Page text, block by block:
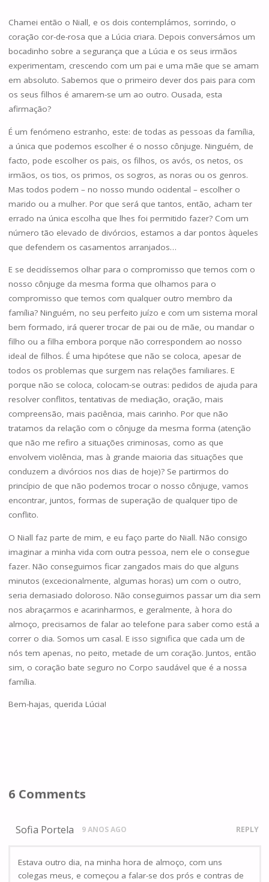
Chamei então o Niall, e os dois contemplámos, sorrindo, o
coração cor-de-rosa que a Lúcia criara. Depois conversámos um
bocadinho sobre a segurança que a Lúcia e os seus irmãos
experimentam, crescendo com um pai e uma mãe que se amam
em absoluto. Sabemos que o primeiro dever dos pais para com
os seus filhos é amarem-se um ao outro. Ousada, esta
afirmação?
É um fenómeno estranho, este: de todas as pessoas da família,
a única que podemos escolher é o nosso cônjuge. Ninguém, de
facto, pode escolher os pais, os filhos, os avós, os netos, os
irmãos, os tios, os primos, os sogros, as noras ou os genros.
Mas todos podem – no nosso mundo ocidental – escolher o
marido ou a mulher. Por que será que tantos, então, acham ter
errado na única escolha que lhes foi permitido fazer? Com um
número tão elevado de divórcios, estamos a dar pontos àqueles
que defendem os casamentos arranjados…
E se decidíssemos olhar para o compromisso que temos com o
nosso cônjuge da mesma forma que olhamos para o
compromisso que temos com qualquer outro membro da
família? Ninguém, no seu perfeito juízo e com um sistema moral
bem formado, irá querer trocar de pai ou de mãe, ou mandar o
filho ou a filha embora porque não correspondem ao nosso
ideal de filhos. É uma hipótese que não se coloca, apesar de
todos os problemas que surgem nas relações familiares. E
porque não se coloca, colocam-se outras: pedidos de ajuda para
resolver conflitos, tentativas de mediação, oração, mais
compreensão, mais paciência, mais carinho. Por que não
tratamos da relação com o cônjuge da mesma forma (atenção
que não me refiro a situações criminosas, como as que
envolvem violência, mas à grande maioria das situações que
conduzem a divórcios nos dias de hoje)? Se partirmos do
princípio de que não podemos trocar o nosso cônjuge, vamos
encontrar, juntos, formas de superação de qualquer tipo de
conflito.
O Niall faz parte de mim, e eu faço parte do Niall. Não consigo
imaginar a minha vida com outra pessoa, nem ele o consegue
fazer. Não conseguimos ficar zangados mais do que alguns
minutos (excecionalmente, algumas horas) um com o outro,
seria demasiado doloroso. Não conseguimos passar um dia sem
nos abraçarmos e acarinharmos, e geralmente, à hora do
almoço, precisamos de falar ao telefone para saber como está a
correr o dia. Somos um casal. E isso significa que cada um de
nós tem apenas, no peito, metade de um coração. Juntos, então
sim, o coração bate seguro no Corpo saudável que é a nossa
família.
Bem-hajas, querida Lúcia!
6 Comments
Sofia Portela 9 ANOS AGO REPLY
Estava outro dia, na minha hora de almoço, com uns
colegas meus, e começou a falar-se dos prós e contras de